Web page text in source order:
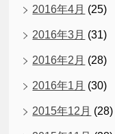
2016年4月 (25)
2016年3月 (31)
2016年2月 (28)
2016年1月 (30)
2015年12月 (28)